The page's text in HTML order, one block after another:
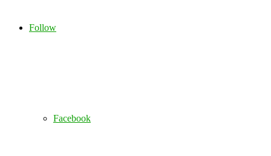
Follow
Facebook